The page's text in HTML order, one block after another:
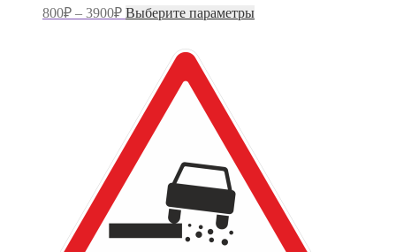
800₽ – 3900₽Диапазон
Выберите параметрыЭтот
странице
товара.